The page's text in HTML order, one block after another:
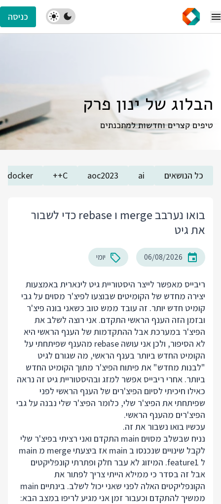
כניסה
הבלוג של ינון פרק
טיפים קצרים וחדשות למתכנתים
כל הנושאים ai
aoc2023
C++
docker
בואו נערבב merge ו rebase כדי לשבור
את גיט
06/08/2026 יומי
ריבייס מאפשר לייצר היסטוריית גיט לינארית באמצעות
יצירה מחדש של הקומיטים שבוצעו לפיצ'ר מסוים על גבי
קומיט חדש יותר. זה עובד ממש טוב כשאני בונה פיצ'ר
ובזמן הזה הענף הראשי התקדם. אני רוצה לשלב את
הפיצ'ר במערכת אבל ההתקדמות של הענף הראשי היא
לא הסיפור, ולכן אני עושה rebase מהענף שפיתחתי על
הקומיט החדש ביותר בענף הראשי, מה שגורם לגיט
"לבנות מחדש" את פיתוח הפיצ'ר מתוך הקומיט החדש
ביותר. אחרי ריבייס אפשר למזג ובהיסטוריית גיט זה נראה
כאילו חיכיתי לסיום הפיצ'רים של הענף הראשי לפני
שפיתחתי את הפיצ'ר שלי, כלומר הפיצ'ר שלי נבנה על גבי
הפיצ'רים מהענף הראשי.
עכשיו בואו נשבור את זה.
נניח שבשלב מסוים main התקדם ואני רציתי בפיצ'ר שלי
לקבל שינויים שנכנסו ב main אז ביצעתי merge מ main
ל feature1. המיזוג לא עבר חלק ופתרתי קונפליקטים
אבל זה בסדר כי ממילא הייתי צריך לפתור את
הקונפליקטים האלה לפני שאני יכול לשלב. בינתיים main
ממשיך להתקדם וכעבור זמן אני מגיע לריפו במצב הבא: